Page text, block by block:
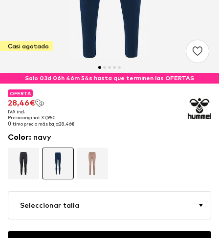
Casi agotado
Solo 03d 06h 46m 53s hasta que terminen las OFERTAS
OFERTA
28,46€
IVA incl.
Precio original: 37,95€
Último precio más bajo:28,46€
OFERTA
28,46€
IVA incl.
Precio original: 37,95€
Último precio más bajo:28,46€
Color: navy
Seleccionar talla